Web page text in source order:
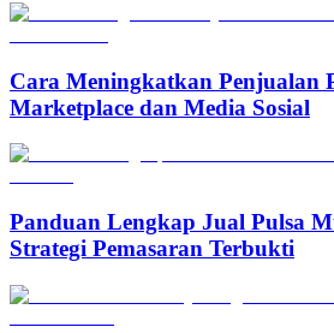
Cara Meningkatkan Penjualan
Marketplace dan Media Sosial
Panduan Lengkap Jual Pulsa
Strategi Pemasaran Terbukti